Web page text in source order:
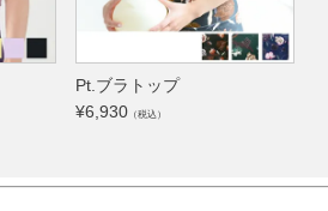
Pt.ブラトップ
¥6,930 （税込）